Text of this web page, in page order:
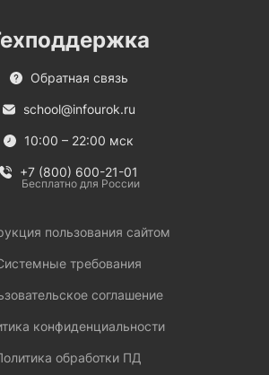
Обратная связь
school@infourok.ru
10:00 – 22:00 мск
+7 (800) 600-21-01
Бесплатно для России
пользования сайтом
требования
соглашение
конфиденциальности
обработки ПД